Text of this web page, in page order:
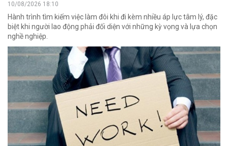
10/08/2026 18:10
Hành trình tìm kiếm việc làm đôi khi đi kèm nhiều áp lực tâm lý, đặc
biệt khi người lao động phải đối diện với những kỳ vọng và lựa chọn
nghề nghiệp.